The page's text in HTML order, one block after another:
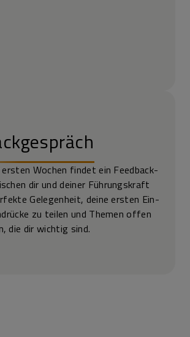
ersten Wochen findet ein Feedback­
dir und deiner Führungs­kraft
Gelegen­heit, deine ersten Ein­
zu teilen und Themen offen
die dir wichtig sind.